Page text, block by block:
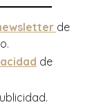
de
de